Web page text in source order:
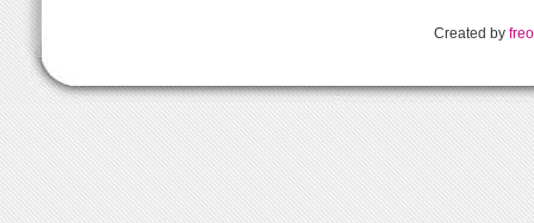
Created by freo